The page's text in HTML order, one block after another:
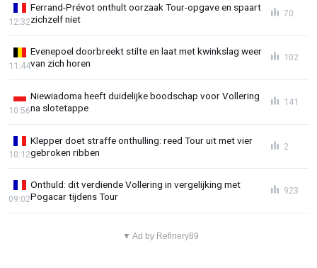
Ferrand-Prévot onthult oorzaak Tour-opgave en spaart
zichzelf niet
12:32
70
Evenepoel doorbreekt stilte en laat met kwinkslag weer
van zich horen
11:44
102
Niewiadoma heeft duidelijke boodschap voor Vollering
na slotetappe
10:56
141
Klepper doet straffe onthulling: reed Tour uit met vier
gebroken ribben
10:12
2
Onthuld: dit verdiende Vollering in vergelijking met
Pogacar tijdens Tour
09:02
923
▼ Ad by Refinery89